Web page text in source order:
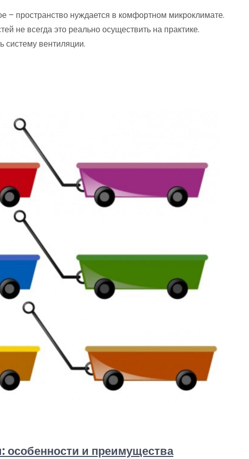
– пространство нуждается в комфортном микроклимате.
не всегда это реально осуществить на практике.
систему вентиляции.
особенности и преимущества